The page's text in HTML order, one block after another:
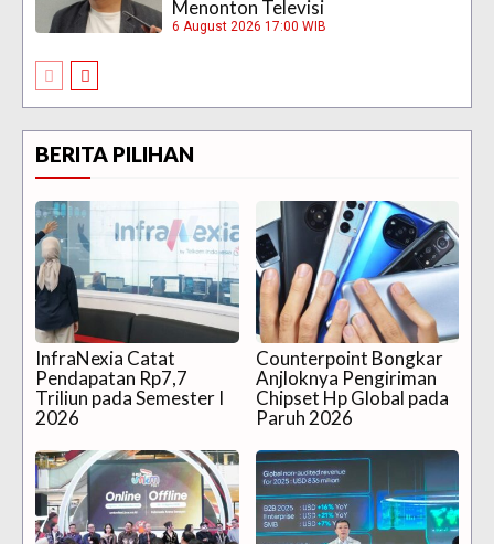
Menonton Televisi
6 August 2026 17:00 WIB
BERITA PILIHAN
InfraNexia Catat
Pendapatan Rp7,7
Triliun pada Semester I
2026
Counterpoint Bongkar
Anjloknya Pengiriman
Chipset Hp Global pada
Paruh 2026